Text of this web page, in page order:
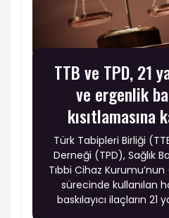
TTB ve TPD, 21
ve ergenlik
Türk Tabipleri Birliği
Derneği (TPD), Sağlık
Tıbbi Cihaz
sürecinde kullanılan
baskılayıcı ilaçların 21